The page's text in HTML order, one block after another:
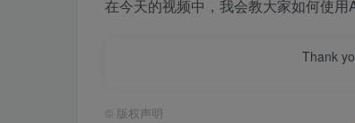
在今天的视频中，我会教大家如何使用
Thank
© 版权声明